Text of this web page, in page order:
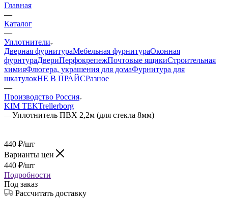
Главная
—
Каталог
—
Уплотнители
Дверная фурнитураМебельная фурнитураОконная
фурнтураДвериПерфокрепежПочтовые ящикиСтроительная
химияФлюгера, украшения для домаФурнитура для
шкатулокНЕ В ПРАЙСРазное
—
Производство Россия
KIM TEKTrellerborg
—Уплотнитель ПВХ 2,2м (для стекла 8мм)
440 ₽/шт
Варианты цен
440 ₽/шт
Подробности
Под заказ
Рассчитать доставку